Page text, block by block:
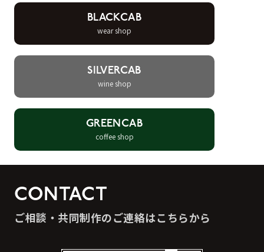
BLACKCAB
wear shop
SILVERCAB
wine shop
GREENCAB
coffee shop
CONTACT
ご相談・共同制作のご連絡はこちらから